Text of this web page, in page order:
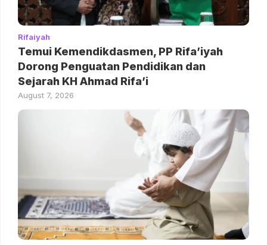
Rifaiyah
Temui Kemendikdasmen, PP Rifa’iyah
Dorong Penguatan Pendidikan dan
Sejarah KH Ahmad Rifa’i
August 7, 2026